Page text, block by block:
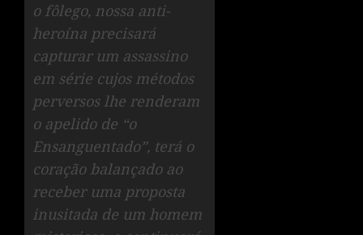
o fôlego, nossa anti-
heroína precisará
capturar um assassino
em série cujos métodos
perversos lhe renderam
o apelido de “o
Ensanguentado”, terá o
coração balançado ao
receber uma proposta
inusitada de um homem